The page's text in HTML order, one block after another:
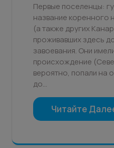
Первые поселенцы:
название коренного
(а также других
проживавших здесь
завоевания. Они
происхождение
вероятно, попали на
до…
Читайте